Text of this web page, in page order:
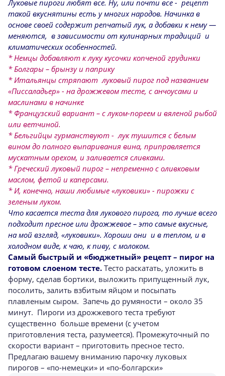
Луковые пироги любят все. Ну, или почти все - рецепт
такой вкуснятины есть у многих народов. Начинка в
основе своей содержит репчатый лук, а добавки к нему —
меняются, в зависимости от кулинарных традиций и
климатических особенностей.
* Немцы добавляют к луку кусочки копченой грудинки
* Болгары – брынзу и паприку
* Итальянцы стряпают луковый пирог под названием
«Писсаладьер» - на дрожжевом тесте, с анчоусами и
маслинами в начинке
* Французский вариант – с луком-пореем и вяленой рыбой
или ветчиной.
* Бельгийцы гурманствуют - лук тушится с белым
вином до полного выпаривания вина, приправляется
мускатным орехом, и заливается сливками.
* Греческий луковый пирог – непременно с оливковым
маслом, фетой и каперсами.
* И, конечно, наши любимые «луковики» - пирожки с
зеленым луком.
Что касается теста для лукового пирога, то лучше всего
подходит пресное или дрожжевое – это самые вкусные,
на мой взгляд, «луковики». Хороши они и в теплом, и в
холодном виде, к чаю, к пиву, с молоком.
Самый быстрый и «бюджетный» рецепт – пирог на
готовом слоеном тесте. Тесто раскатать, уложить в
форму, сделав бортики, выложить припущенный лук,
посолить, залить взбитым яйцом и посыпать
плавленым сыром. Запечь до румяности – около 35
минут. Пироги из дрожжевого теста требуют
существенно больше времени (с учетом
приготовления теста, разумеется). Промежуточный по
скорости вариант – приготовить пресное тесто.
Предлагаю вашему вниманию парочку луковых
пирогов – «по-немецки» и «по-болгарски»